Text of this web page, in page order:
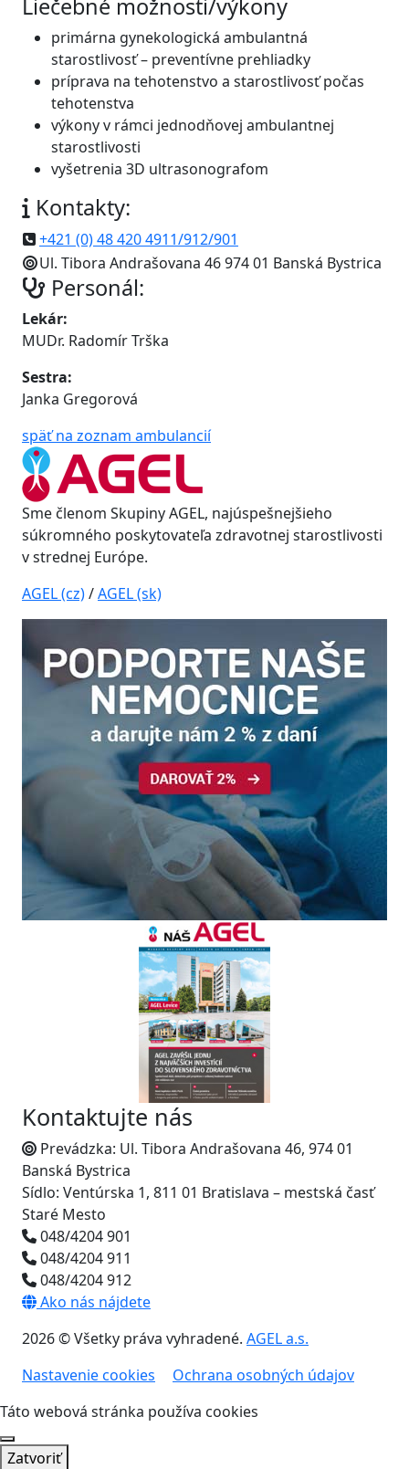
Liečebné možnosti/výkony
primárna gynekologická ambulantná
starostlivosť – preventívne prehliadky
príprava na tehotenstvo a starostlivosť počas
tehotenstva
výkony v rámci jednodňovej ambulantnej
starostlivosti
vyšetrenia 3D ultrasonografom
Kontakty:
+421 (0) 48 420 4911/912/901
Ul. Tibora Andrašovana 46 974 01 Banská Bystrica
Personál:
Lekár:
MUDr. Radomír Trška
Sestra:
Janka Gregorová
späť na zoznam ambulancií
Sme členom Skupiny AGEL, najúspešnejšieho
súkromného poskytovateľa zdravotnej starostlivosti
v strednej Európe.
AGEL (cz)/AGEL (sk)
Kontaktujte nás
Prevádzka: Ul. Tibora Andrašovana 46, 974 01
Banská Bystrica
Sídlo: Ventúrska 1, 811 01 Bratislava – mestská časť
Staré Mesto
048/4204 901
048/4204 911
048/4204 912
Ako nás nájdete
2026 © Všetky práva vyhradené. AGEL a.s.
Nastavenie cookies
Ochrana osobných údajov
Táto webová stránka používa cookies
Zatvoriť